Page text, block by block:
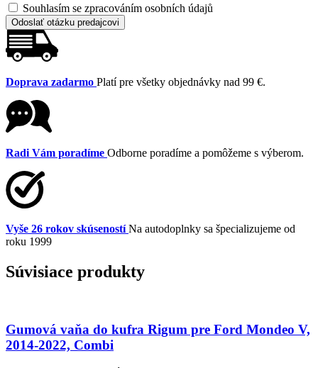
Souhlasím se zpracováním osobních údajů
Odoslať otázku predajcovi
Doprava zadarmo Platí pre všetky objednávky nad 99 €.
Radi Vám poradíme Odborne poradíme a pomôžeme s výberom.
Vyše 26 rokov skúseností Na autodoplnky sa špecializujeme od
roku 1999
Súvisiace produkty
Gumová vaňa do kufra Rigum pre Ford Mondeo V,
2014-2022, Combi